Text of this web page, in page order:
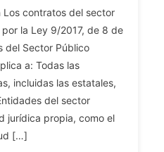
Los contratos del sector
la Ley 9/2017, de 8 de
del Sector Público
a: Todas las
incluidas las estatales,
del sector
jurídica propia, como el
[…]